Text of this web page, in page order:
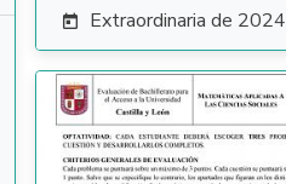
 Extraordinaria de 2024